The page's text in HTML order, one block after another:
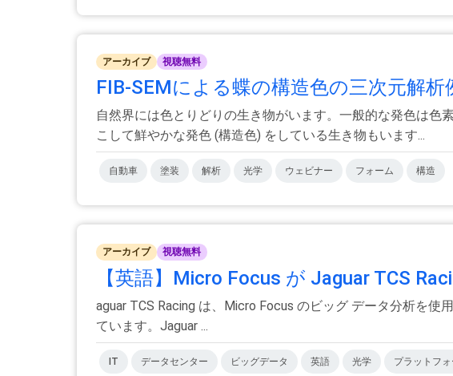
アーカイブ 視聴無料
FIB-SEMによる蝶の構造色の三次元解
自然界には色とりどりの生き物がいます。一般的な発色は
こして鮮やかな発色 (構造色) をしている生き物もいます...
自動車 塗装 解析 光学 ウェビナー フォーム 構造
アーカイブ 視聴無料
【英語】Micro Focus が Jaguar TCS
aguar TCS Racing は、Micro Focus のビッグ データ分析を
ています。Jaguar ...
IT データセンター ビッグデータ 英語 光学 プラットフォ